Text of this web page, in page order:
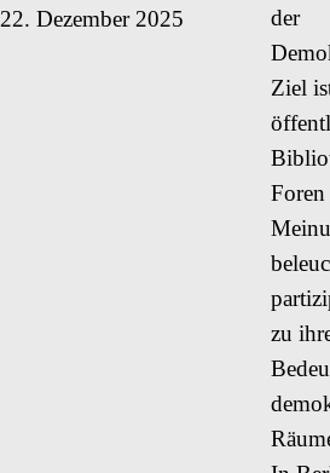
22. Dezember 2025
der
Ziel
Foren
zu